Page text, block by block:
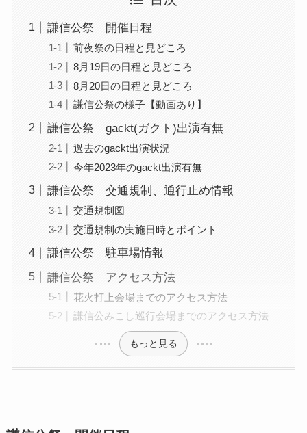
謙信公祭 開催日程
前夜祭の日程と見どころ
8月19日の日程と見どころ
8月20日の日程と見どころ
謙信公祭の様子【動画あり】
謙信公祭 gackt(ガクト)出演有無
過去のgackt出演状況
今年2023年のgackt出演有無
謙信公祭 交通規制、通行止め情報
交通規制図
交通規制の実施日時とポイント
謙信公祭 駐車場情報
謙信公祭 アクセス方法
花火打上会場までのアクセス方法
謙信公みこし巡行会場までのアクセス方法
もっと見る